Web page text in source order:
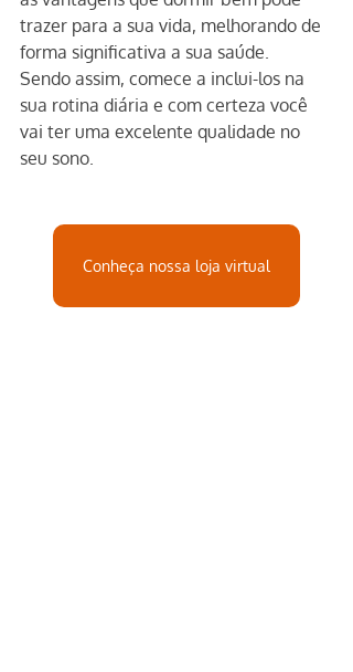
trazer para a sua vida, melhorando de
forma significativa a sua saúde.
Sendo assim, comece a inclui-los na
sua rotina diária e com certeza você
vai ter uma excelente qualidade no
seu sono.
Conheça nossa loja virtual